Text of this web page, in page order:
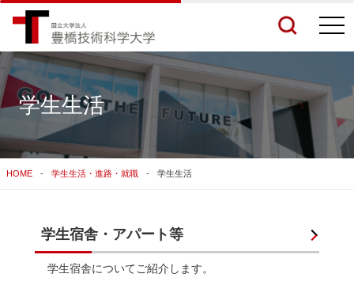
検索結果をもっと見る
学生生活
HOME 学生生活・進路・就職 学生生活
学生宿舎・アパート等
学生宿舎についてご紹介します。